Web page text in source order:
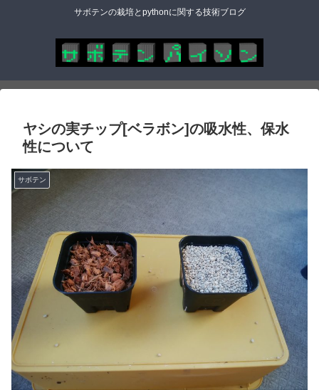
サボテンの栽培とpythonに関する技術ブログ
ヤシの実チップ[ベラボン]の吸水性、保水
性について
サボテン